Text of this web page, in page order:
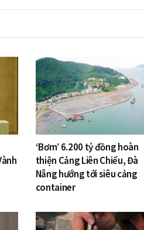
‘Bơm’ 6.200 tỷ đồng hoàn
thiện Cảng Liên Chiểu, Đà
Nẵng hướng tới siêu cảng
container